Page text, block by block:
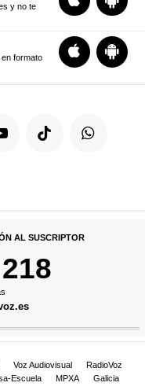
y no te
formato
AL SUSCRIPTOR
Voz Audiovisual
RadioVoz
Escuela MPXA
Galicia